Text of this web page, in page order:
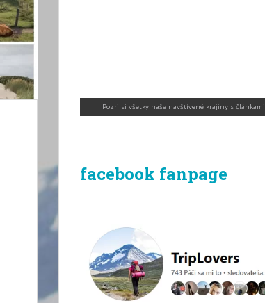
Pozri si všetky naše navštívené krajiny s článkami
facebook fanpage